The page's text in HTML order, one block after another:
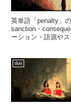
英単語「penalty」
sanction・
ーション・語源や
duo